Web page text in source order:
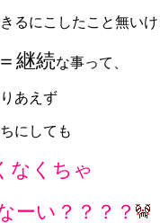
るにこしたこと無い
継続な事って、
あえず
にしても
なくちゃ
ーい？？？？